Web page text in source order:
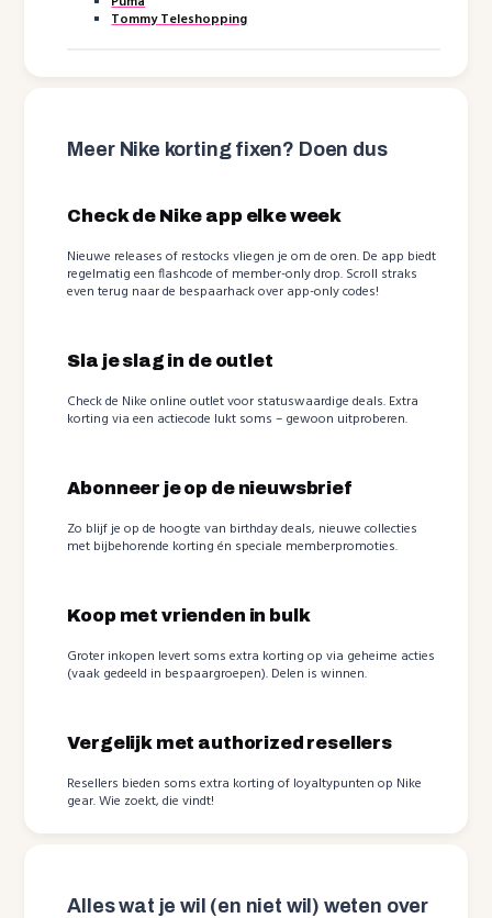
Tommy Teleshopping
Meer Nike korting fixen? Doen dus
Check de Nike app elke week
Nieuwe releases of restocks vliegen je om de oren. De app biedt
regelmatig een flashcode of member-only drop. Scroll straks
even terug naar de bespaarhack over app-only codes!
Sla je slag in de outlet
Check de Nike online outlet voor statuswaardige deals. Extra
korting via een actiecode lukt soms – gewoon uitproberen.
Abonneer je op de nieuwsbrief
Zo blijf je op de hoogte van birthday deals, nieuwe collecties
met bijbehorende korting én speciale memberpromoties.
Koop met vrienden in bulk
Groter inkopen levert soms extra korting op via geheime acties
(vaak gedeeld in bespaargroepen). Delen is winnen.
Vergelijk met authorized resellers
Resellers bieden soms extra korting of loyaltypunten op Nike
gear. Wie zoekt, die vindt!
Alles wat je wil (en niet wil) weten over